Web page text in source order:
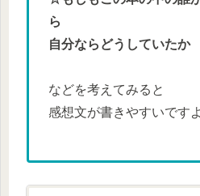
ら
自分ならどうしていたか
などを考えてみると
感想文が書きやすいです